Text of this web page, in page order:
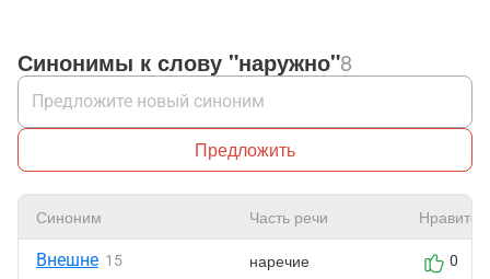
Синонимы к слову "наружно"8
Предложить
Синоним Часть речи Нравится
Внешне 15 наречие 0